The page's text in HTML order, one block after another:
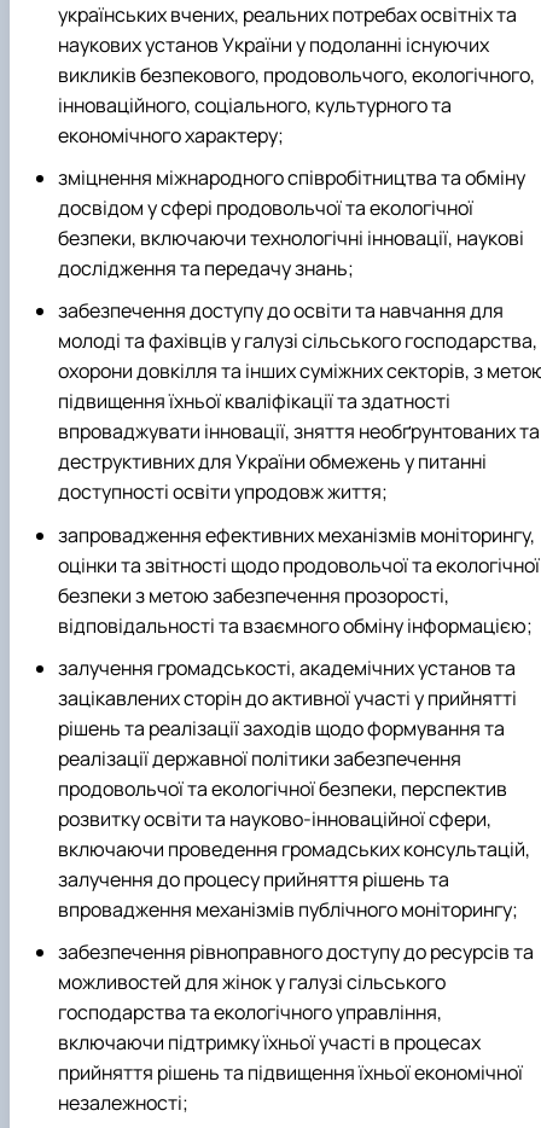
українських вчених, реальних потребах освітніх та
наукових установ України у подоланні існуючих
викликів безпекового, продовольчого, екологічного,
інноваційного, соціального, культурного та
економічного характеру;
зміцнення міжнародного співробітництва та обміну
досвідом у сфері продовольчої та екологічної
безпеки, включаючи технологічні інновації, наукові
дослідження та передачу знань;
забезпечення доступу до освіти та навчання для
молоді та фахівців у галузі сільського господарства,
охорони довкілля та інших суміжних секторів, з
підвищення їхньої кваліфікації та здатності
впроваджувати інновації, зняття необґрунтованих та
деструктивних для України обмежень у питанні
доступності освіти упродовж життя;
запровадження ефективних механізмів моніторингу,
оцінки та звітності щодо продовольчої та екологічної
безпеки з метою забезпечення прозорості,
відповідальності та взаємного обміну інформацією;
залучення громадськості, академічних установ та
зацікавлених сторін до активної участі у прийнятті
рішень та реалізації заходів щодо формування та
реалізації державної політики забезпечення
продовольчої та екологічної безпеки, перспектив
розвитку освіти та науково-інноваційної сфери,
включаючи проведення громадських консультацій,
залучення до процесу прийняття рішень та
впровадження механізмів публічного моніторингу;
забезпечення рівноправного доступу до ресурсів та
можливостей для жінок у галузі сільського
господарства та екологічного управління,
включаючи підтримку їхньої участі в процесах
прийняття рішень та підвищення їхньої економічної
незалежності;